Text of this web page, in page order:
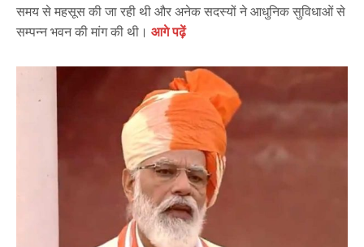
समय से महसूस की जा रही थी और अनेक सदस्यों ने आधुनिक सुविधाओं से
सम्पन्न भवन की मांग की थी। आगे पढ़ें